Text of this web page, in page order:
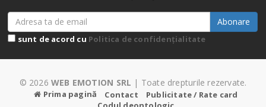
Abonare
sunt de acord cu Politica de confidențialitate
© 2026 WEB EMOTION SRL | Toate drepturile rezervate.
Prima pagină Contact
Publicitate / Rate card